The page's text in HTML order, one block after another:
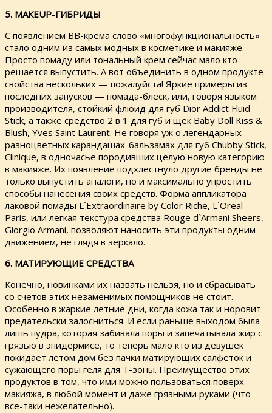
5. МАКЕUP-ГИБРИДЫ
С появлением ВВ-крема слово «многофункциональность»
стало одним из самых модных в косметике и макияже.
Просто помаду или тональный крем сейчас мало кто
решается выпустить. А вот объединить в одном продукте
свойства нескольких — пожалуйста! Яркие примеры из
последних запусков — помада-блеск, или, говоря языком
производителя, стойкий флюид для губ Dior Addict Fluid
Stick, а также средство 2 в 1 для губ и щек Baby Doll Kiss &
Blush, Yves Saint Laurent. Не говоря уж о легендарных
разноцветных карандашах-бальзамах для губ Chubby Stick,
Clinique, в одночасье породивших целую новую категорию
в макияже. Их появление подхлестнуло другие бренды не
только выпустить аналоги, но и максимально упростить
способы нанесения своих средств. Форма аппликатора
лаковой помады L`Еxtraordinaire by Color Riche, L`Oreal
Paris, или легкая текстура средства Rouge d`Armani Sheers,
Giorgio Armani, позволяют наносить эти продукты одним
движением, не глядя в зеркало.
6. МАТИРУЮЩИЕ СРЕДСТВА
Конечно, новинками их назвать нельзя, но и сбрасывать
со счетов этих незаменимых помощников не стоит.
Особенно в жаркие летние дни, когда кожа так и норовит
предательски залосниться. И если раньше выходом была
лишь пудра, которая забивала поры и запечатывала жир с
грязью в эпидермисе, то теперь мало кто из девушек
покидает летом дом без пачки матирующих салфеток и
сужающего поры геля для Т-зоны. Преимущество этих
продуктов в том, что ими можно пользоваться поверх
макияжа, в любой момент и даже грязными руками (что
все-таки нежелательно).